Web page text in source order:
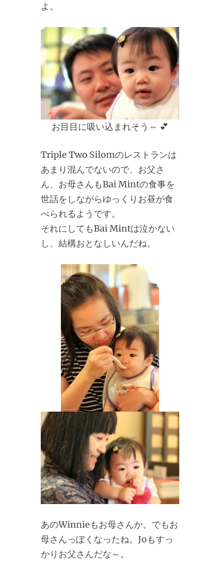
よ。
お目目に吸い込まれそう～ 💕
Triple Two Silomのレストランは
あまり混んでないので、お父さ
ん、お母さんもBai Mintの食事を
世話をしながらゆっくりお昼が食
べられるようです。
それにしてもBai Mintは泣かない
し、結構おとなしいんだね。
あのWinnieもお母さんか。でもお
母さんっぽくなったね。Joもすっ
かりお父さんだな～。